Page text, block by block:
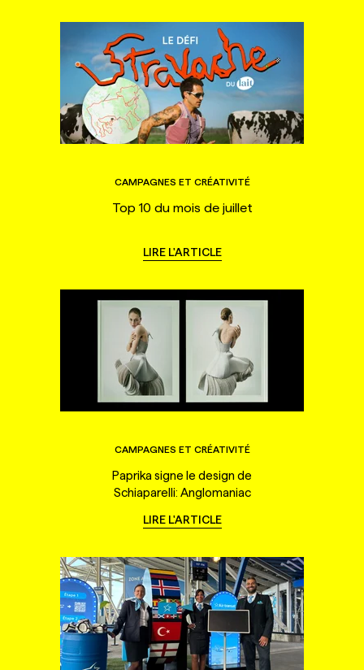
CAMPAGNES ET CRÉATIVITÉ
Top 10 du mois de juillet
LIRE L'ARTICLE
CAMPAGNES ET CRÉATIVITÉ
Paprika signe le design de
Schiaparelli: Anglomaniac
LIRE L'ARTICLE